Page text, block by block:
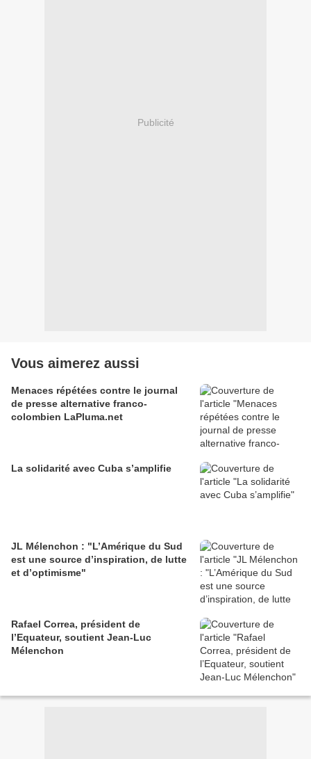
Publicité
Vous aimerez aussi
Menaces répétées contre le journal
de presse alternative franco-
colombien LaPluma.net
La solidarité avec Cuba s’amplifie
JL Mélenchon : "L’Amérique du Sud
est une source d’inspiration, de lutte
et d’optimisme"
Rafael Correa, président de
l’Equateur, soutient Jean-Luc
Mélenchon